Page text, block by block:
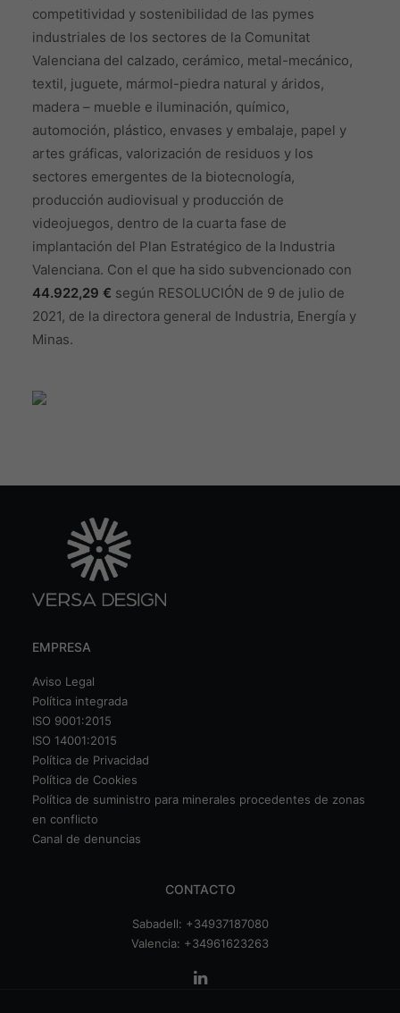
competitividad y sostenibilidad de las pymes
industriales de los sectores de la Comunitat
Valenciana del calzado, cerámico, metal-mecánico,
textil, juguete, mármol-piedra natural y áridos,
madera – mueble e iluminación, químico,
automoción, plástico, envases y embalaje, papel y
artes gráficas, valorización de residuos y los
sectores emergentes de la biotecnología,
producción audiovisual y producción de
videojuegos, dentro de la cuarta fase de
implantación del Plan Estratégico de la Industria
Valenciana. Con el que ha sido subvencionado con
44.922,29 € según RESOLUCIÓN de 9 de julio de
2021, de la directora general de Industria, Energía y
Minas.
EMPRESA
Aviso Legal
Política integrada
ISO 9001:2015
ISO 14001:2015
Política de Privacidad
Política de Cookies
Política de suministro para minerales procedentes de zonas
en conflicto
Canal de denuncias
CONTACTO
Sabadell: +34937187080
Valencia: +34961623263